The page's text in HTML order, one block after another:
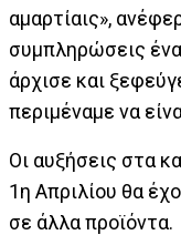
αμαρτίαις»,
συμπληρώσεις
άρχισε και
περιμέναμε να
Οι αυξήσεις στα
1η Απριλίου θα
σε άλλα προϊόντα.